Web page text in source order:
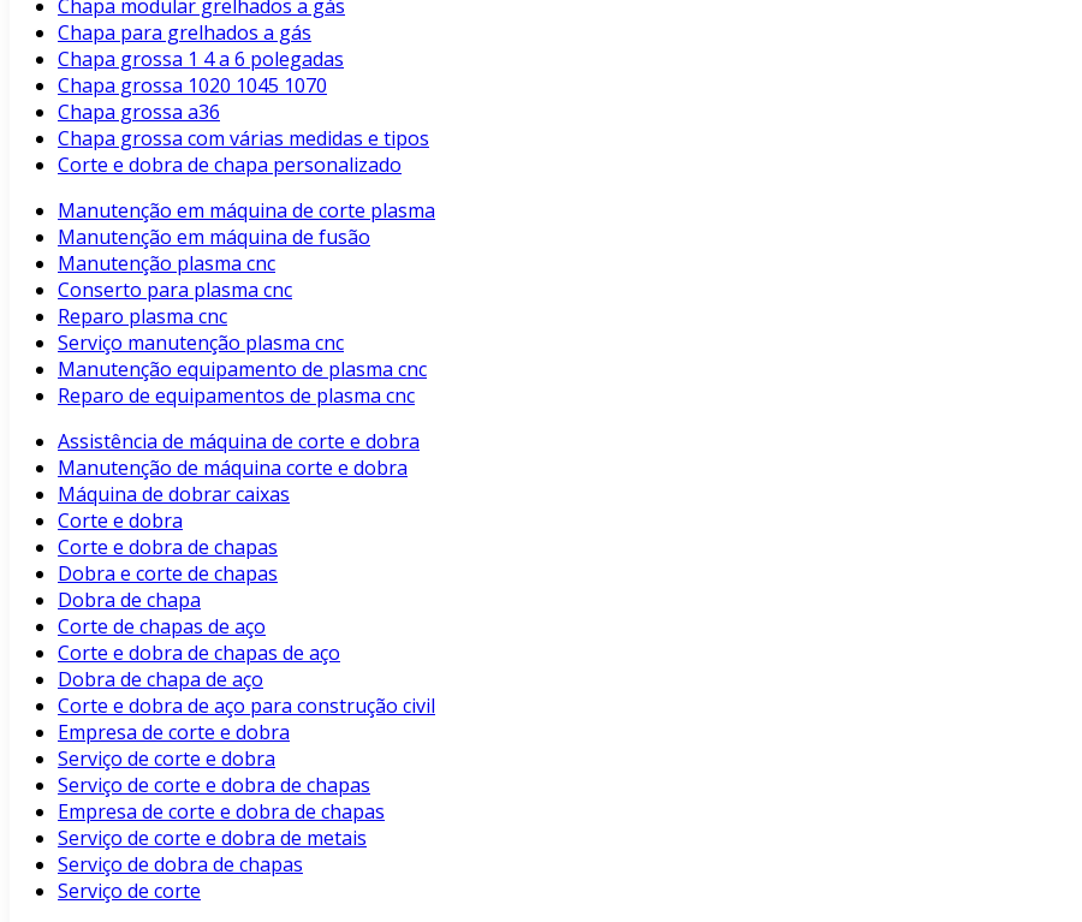
Chapa modular grelhados a gás
Chapa para grelhados a gás
Chapa grossa 1 4 a 6 polegadas
Chapa grossa 1020 1045 1070
Chapa grossa a36
Chapa grossa com várias medidas e tipos
Corte e dobra de chapa personalizado
Manutenção em máquina de corte plasma
Manutenção em máquina de fusão
Manutenção plasma cnc
Conserto para plasma cnc
Reparo plasma cnc
Serviço manutenção plasma cnc
Manutenção equipamento de plasma cnc
Reparo de equipamentos de plasma cnc
Assistência de máquina de corte e dobra
Manutenção de máquina corte e dobra
Máquina de dobrar caixas
Corte e dobra
Corte e dobra de chapas
Dobra e corte de chapas
Dobra de chapa
Corte de chapas de aço
Corte e dobra de chapas de aço
Dobra de chapa de aço
Corte e dobra de aço para construção civil
Empresa de corte e dobra
Serviço de corte e dobra
Serviço de corte e dobra de chapas
Empresa de corte e dobra de chapas
Serviço de corte e dobra de metais
Serviço de dobra de chapas
Serviço de corte